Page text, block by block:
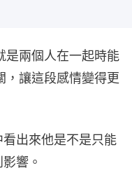
是兩個人在一起時能
，讓這段感情變得更
出來他是不是只能
響。